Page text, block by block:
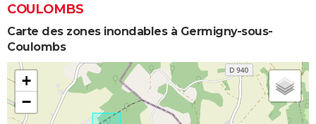
COULOMBS
Carte des zones inondables à Germigny-sous-
Coulombs
+
−